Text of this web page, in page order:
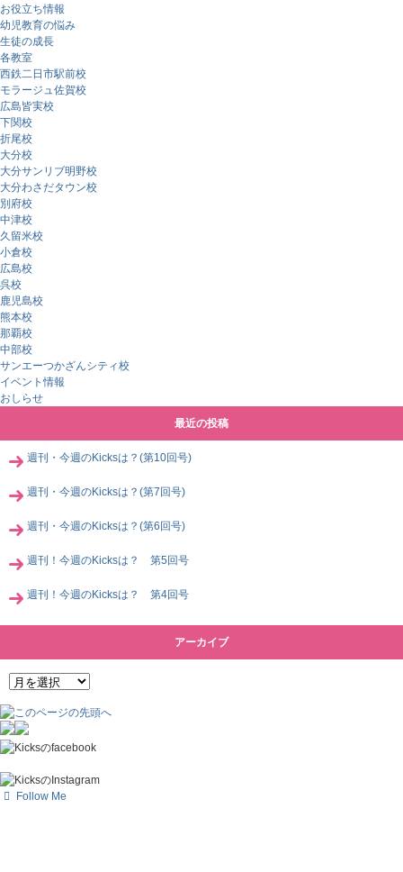
お役立ち情報
幼児教育の悩み
生徒の成長
各教室
西鉄二日市駅前校
モラージュ佐賀校
広島皆実校
下関校
折尾校
大分校
大分サンリブ明野校
大分わさだタウン校
別府校
中津校
久留米校
小倉校
広島校
呉校
鹿児島校
熊本校
那覇校
中部校
サンエーつかざんシティ校
イベント情報
おしらせ
最近の投稿
週刊・今週のKicksは？(第10回号)
週刊・今週のKicksは？(第7回号)
週刊・今週のKicksは？(第6回号)
週刊！今週のKicksは？ 第5回号
週刊！今週のKicksは？ 第4回号
アーカイブ
Follow Me